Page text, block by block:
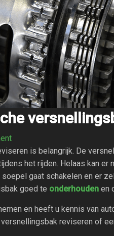
is belangrijk. De
het rijden. Helaas kan er
gaat schakelen en er
goed te onderhouden en
en heeft u kennis van
reviseren of